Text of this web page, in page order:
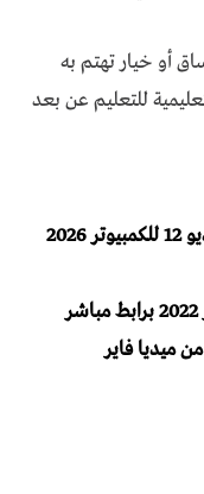
أو خيار تهتم به
للتعليم عن بعد
تحميل برنامج FL Studio اف ال ستوديو 12 للكمبيوتر 2026
ميديا فاير